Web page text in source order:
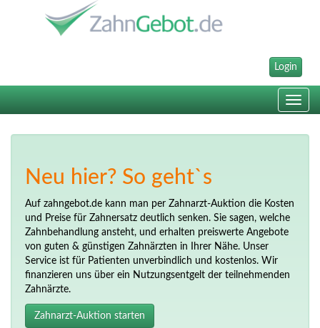
Login
Toggle
Neu hier? So geht`s
Auf zahngebot.de kann man per Zahnarzt-Auktion die Kosten
und Preise für Zahnersatz deutlich senken. Sie sagen, welche
Zahnbehandlung ansteht, und erhalten preiswerte Angebote
von guten & günstigen Zahnärzten in Ihrer Nähe. Unser
Service ist für Patienten unverbindlich und kostenlos. Wir
finanzieren uns über ein Nutzungsentgelt der teilnehmenden
Zahnärzte.
Zahnarzt-Auktion starten